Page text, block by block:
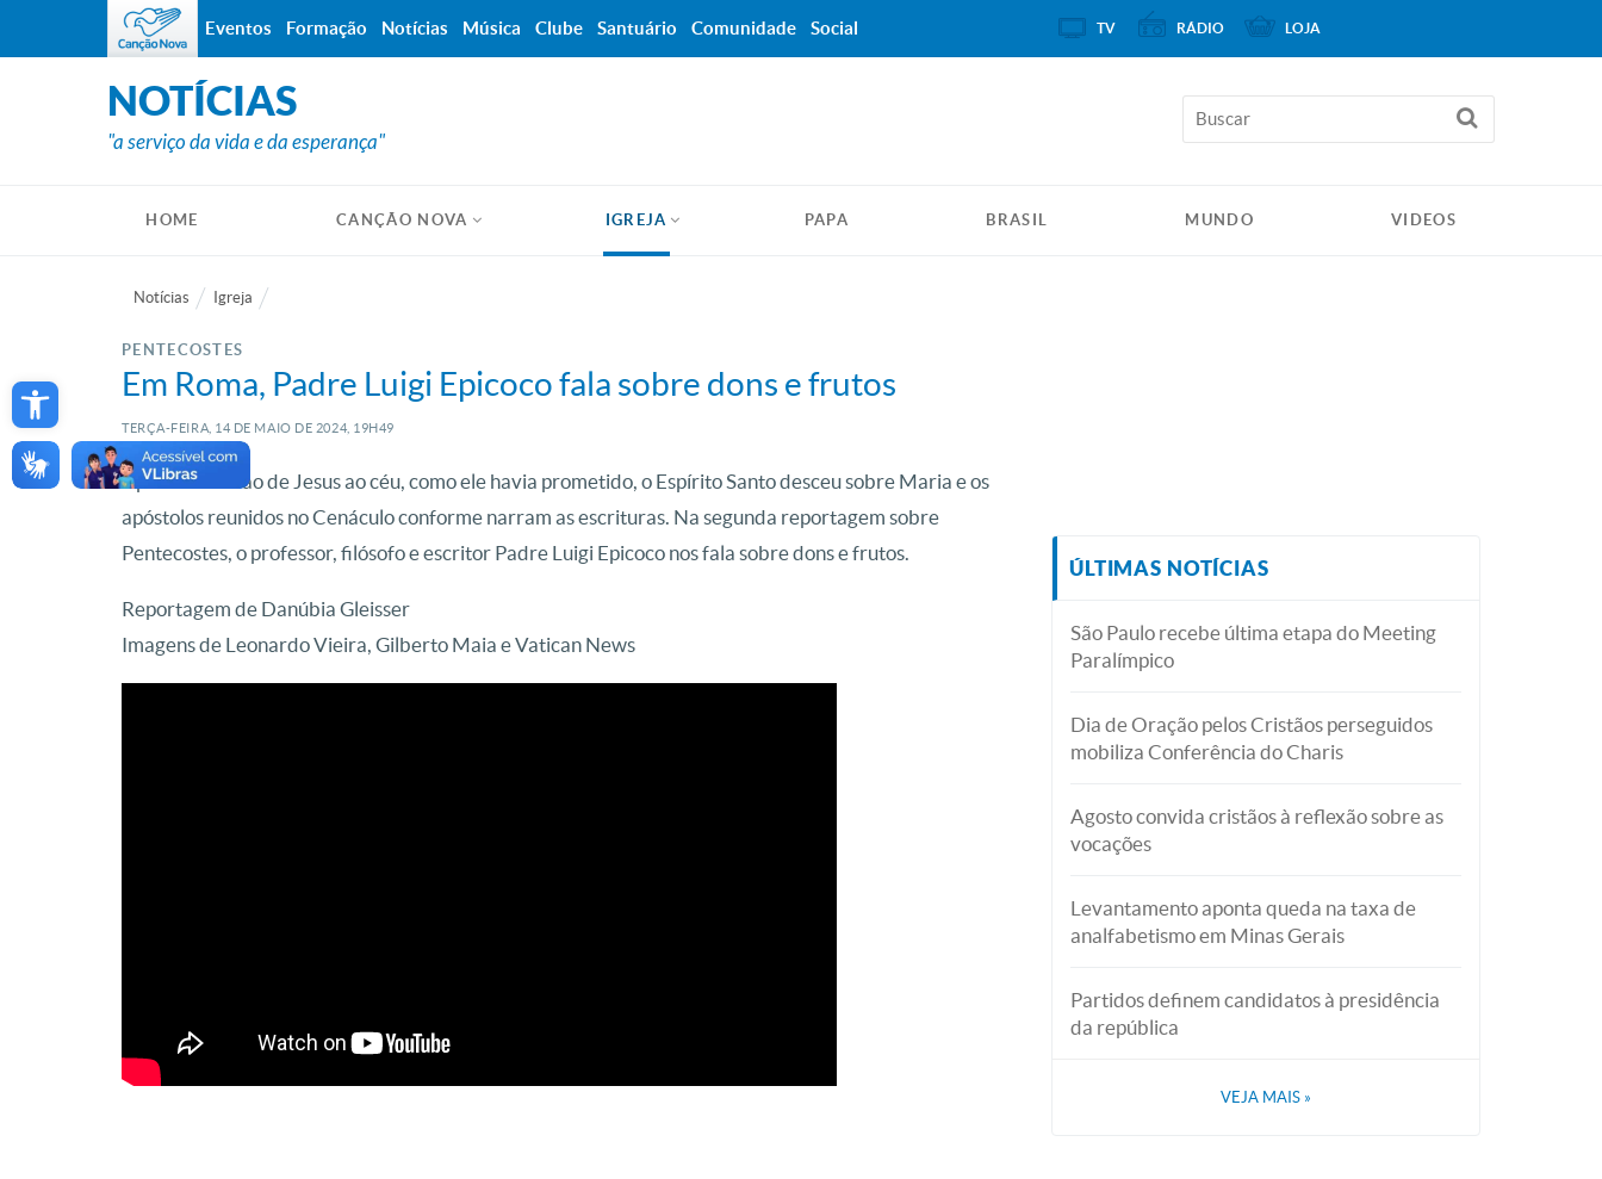
Open toolbar
NOTÍCIAS
"a serviço da vida e da esperança"
HOME CANÇÃO NOVA IGREJA PAPA BRASIL MUNDO VIDEOS
Notícias Igreja
PENTECOSTES
Em Roma, Padre Luigi Epicoco fala sobre dons e frutos
TERÇA-FEIRA, 14 DE MAIO DE 2024, 19H49
Após a ascensão de Jesus ao céu, como ele havia prometido, o Espírito Santo desceu sobre Maria e os
apóstolos reunidos no Cenáculo conforme narram as escrituras. Na segunda reportagem sobre
Pentecostes, o professor, filósofo e escritor Padre Luigi Epicoco nos fala sobre dons e frutos.
Reportagem de Danúbia Gleisser
Imagens de Leonardo Vieira, Gilberto Maia e Vatican News
ÚLTIMAS NOTÍCIAS
São Paulo recebe última etapa do Meeting
Paralímpico
Dia de Oração pelos Cristãos perseguidos
mobiliza Conferência do Charis
Agosto convida cristãos à reflexão sobre as
vocações
Levantamento aponta queda na taxa de
analfabetismo em Minas Gerais
Partidos definem candidatos à presidência
da república
VEJA MAIS »
Eventos Formação Notícias Música Clube Santuário Comunidade Social TV RÁDIO LOJA